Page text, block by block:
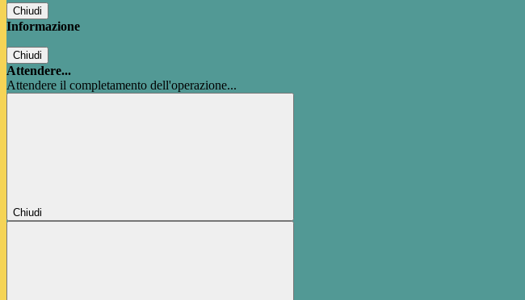
Chiudi
Informazione
Chiudi
Attendere...
Attendere il completamento dell'operazione...
Chiudi